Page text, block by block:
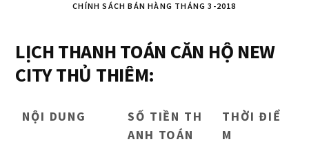
CHÍNH SÁCH BÁN HÀNG THÁNG 3-2018
LỊCH THANH TOÁN CĂN HỘ NEW
CITY THỦ THIÊM:
NỘI DUNG
SỐ TIỀN TH
ANH TOÁN
THỜI ĐIỂ
M